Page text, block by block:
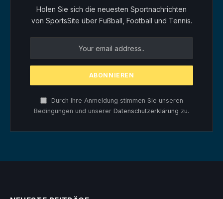
Holen Sie sich die neuesten Sportnachrichten
von SportsSite über Fußball, Football und Tennis.
Durch Ihre Anmeldung stimmen Sie unseren
Bedingungen und unserer Datenschutzerklärung zu.